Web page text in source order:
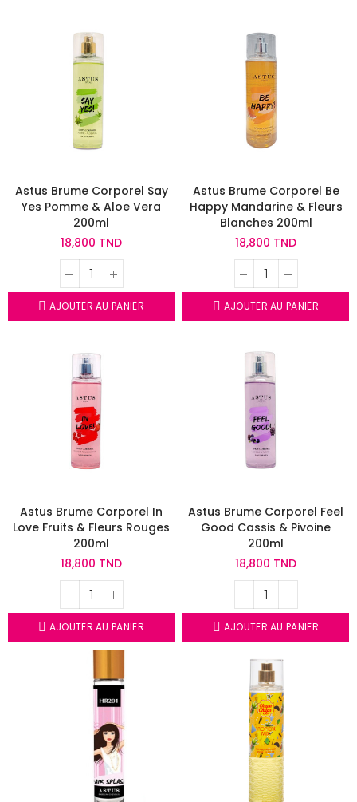
Astus Brume Corporel Say
Yes Pomme & Aloe Vera
200ml
18,800 TND
AJOUTER AU PANIER
Astus Brume Corporel Be
Happy Mandarine & Fleurs
Blanches 200ml
18,800 TND
AJOUTER AU PANIER
Astus Brume Corporel In
Love Fruits & Fleurs Rouges
200ml
18,800 TND
AJOUTER AU PANIER
Astus Brume Corporel Feel
Good Cassis & Pivoine
200ml
18,800 TND
AJOUTER AU PANIER